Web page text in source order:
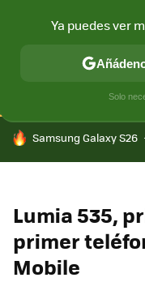
CONECTIVIDAD
HOY SE HABLA DE
Samsung Galaxy S26
Lumia 535,
primer
Mobile
Ya puedes ver
Solo